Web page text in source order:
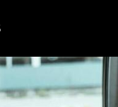
voiture